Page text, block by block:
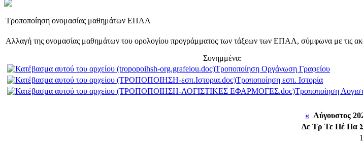
Τροποποίηση ονομασίας μαθημάτων ΕΠΑΛ
Αλλαγή της ονομασίας μαθημάτων του ορολογίου προγράμματος των τάξεων των ΕΠΑΛ, σύμφωνα με τις
Συνημμένα:
Τροποποίηση Οργάνωση Γραφείου
Τροποποίηση εσπ. Ιστορία
Τροποποίηση
« Αύγουστος
Δε Τρ Τε Πέ Πα
1